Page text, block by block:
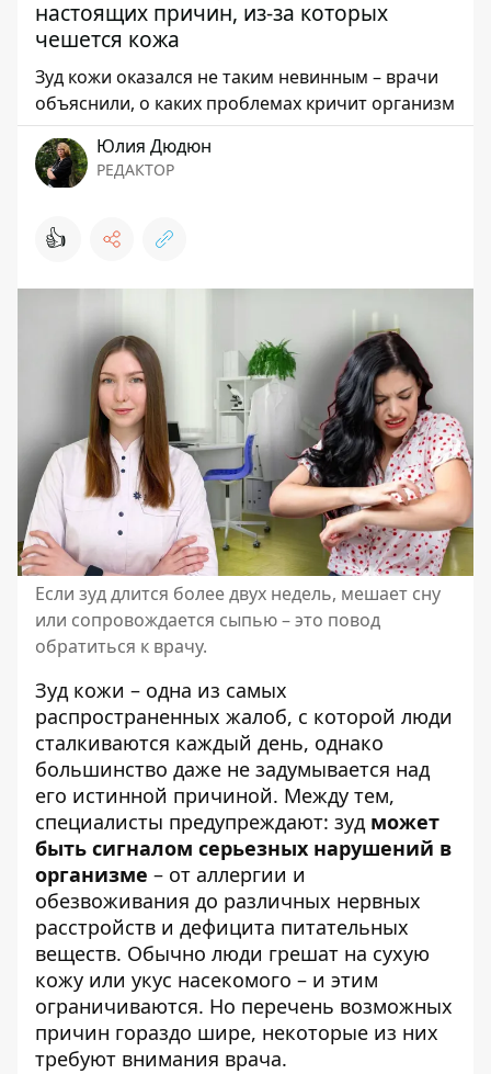
настоящих причин, из-за которых
чешется кожа
Зуд кожи оказался не таким невинным – врачи
объяснили, о каких проблемах кричит организм
Юлия Дюдюн
РЕДАКТОР
👍
Если зуд длится более двух недель, мешает сну
или сопровождается сыпью – это повод
обратиться к врачу.
Зуд кожи – одна из самых
распространенных жалоб, с которой люди
сталкиваются каждый день, однако
большинство даже не задумывается над
его истинной причиной. Между тем,
специалисты предупреждают: зуд может
быть сигналом серьезных нарушений в
организме – от аллергии и
обезвоживания до различных нервных
расстройств и дефицита питательных
веществ. Обычно люди грешат на сухую
кожу или укус насекомого – и этим
ограничиваются. Но перечень возможных
причин гораздо шире, некоторые из них
требуют внимания врача.